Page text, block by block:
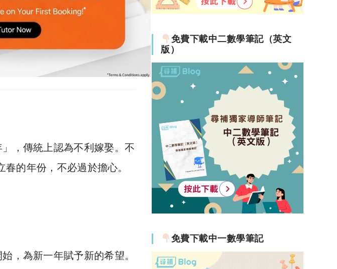
，傳統上認為不利嫁娶。不
的年份，不必過於擔心。
，為新一年賦予新的希望。
免費下載中二數學筆記（英文
版）
免費下載中一數學筆記